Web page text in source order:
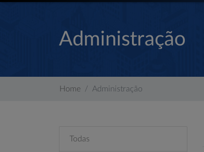
Administração
Home Administração
Todas